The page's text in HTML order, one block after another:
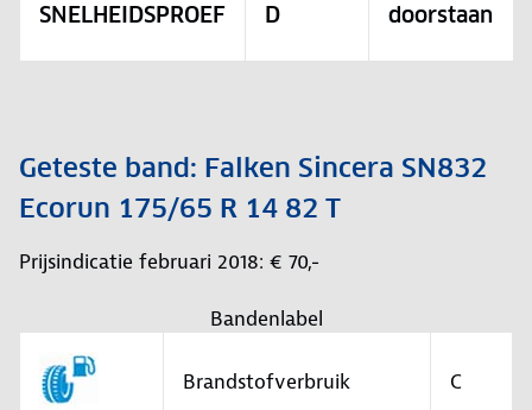
SNELHEIDSPROEF D doorstaan
Geteste band: Falken Sincera SN832
Ecorun 175/65 R 14 82 T
Prijsindicatie februari 2018: € 70,-
Bandenlabel
Brandstofverbruik C